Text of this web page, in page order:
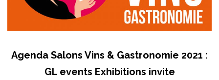
Agenda Salons Vins & Gastronomie 2021 :
GL events Exhibitions invite